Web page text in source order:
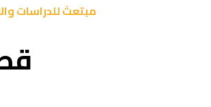
مبتعث للدراسات